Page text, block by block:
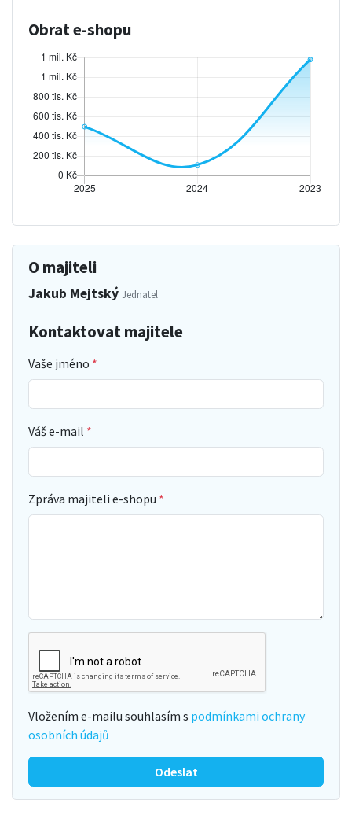
Obrat e-shopu
O majiteli
Jakub Mejtský Jednatel
Kontaktovat majitele
Vaše jméno
Váš e-mail
Zpráva majiteli e-shopu
Vložením e-mailu souhlasím s podmínkami ochrany
osobních údajů
Odeslat